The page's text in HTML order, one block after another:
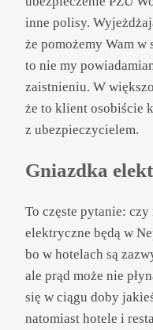
inne polisy.
że pomożemy Wam
to nie my
zaistnieniu. W
że to klient osobiście
z ubezpieczycielem.
Gniazdka
To częste pytanie:
elektryczne będą w
bo w hotelach są
ale prąd może nie
się w ciągu doby
natomiast hotele i